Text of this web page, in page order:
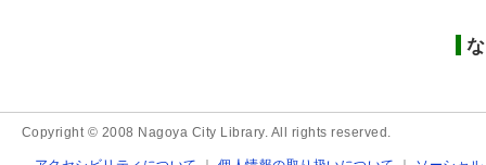
Copyright © 2008 Nagoya City Library. All rights reserved.